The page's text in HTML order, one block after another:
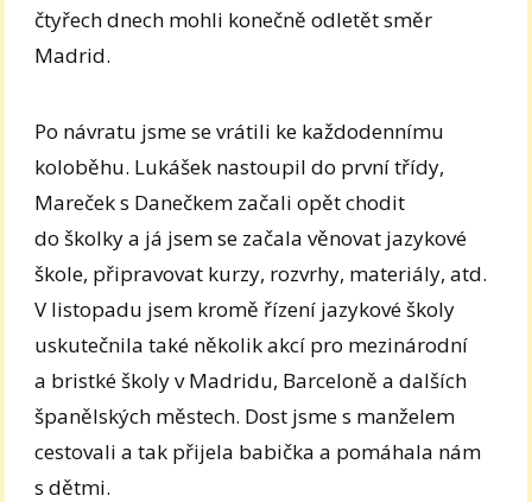
čtyřech dnech mohli konečně odletět směr
Madrid.
Po návratu jsme se vrátili ke každodennímu
koloběhu. Lukášek nastoupil do první třídy,
Mareček s Danečkem začali opět chodit
do školky a já jsem se začala věnovat jazykové
škole, připravovat kurzy, rozvrhy, materiály, atd.
V listopadu jsem kromě řízení jazykové školy
uskutečnila také několik akcí pro mezinárodní
a bristké školy v Madridu, Barceloně a dalších
španělských městech. Dost jsme s manželem
cestovali a tak přijela babička a pomáhala nám
s dětmi.